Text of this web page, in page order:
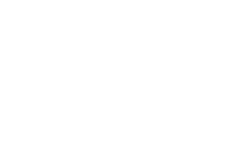
Интернет организации, выдавшей свидетельство
информации о связанных сторонах,
консолидированной финансовой отчетности в